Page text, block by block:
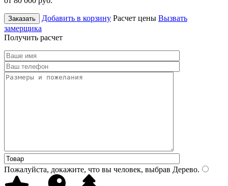
Заказать Добавить в корзину Расчет цены Вызвать
замерщика
Получить расчет
Пожалуйста, докажите, что вы человек, выбрав Дерево.